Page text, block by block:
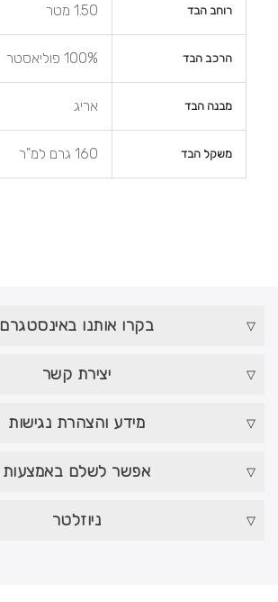
רוחב הבד 1.50 מטר
הרכב הבד 100% פוליאסטר
מבנה הבד אריג
משקל הבד 160 גרם למ"ר
בקרו אותנו באינסטגרם
יצירת קשר
מידע והצהרת נגישות
אפשר לשלם באמצעות
ניוזלטר